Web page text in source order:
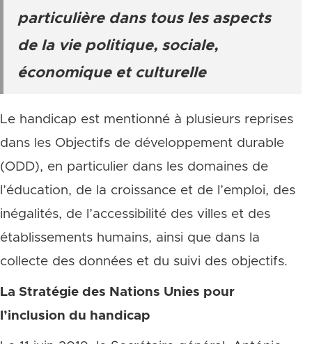
particulière dans tous les aspects
de la vie politique, sociale,
économique et culturelle
Le handicap est mentionné à plusieurs reprises
dans les Objectifs de développement durable
(ODD), en particulier dans les domaines de
l’éducation, de la croissance et de l’emploi, des
inégalités, de l’accessibilité des villes et des
établissements humains, ainsi que dans la
collecte des données et du suivi des objectifs.
La Stratégie des Nations Unies pour
l’inclusion du handicap